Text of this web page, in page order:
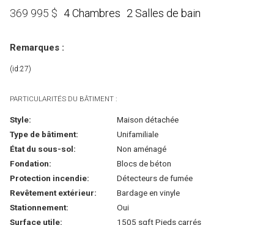
369 995 $ 4 Chambres 2 Salles de bain
Remarques :
(id:27)
PARTICULARITÉS DU BÂTIMENT :
Style:
Maison détachée
Type de bâtiment:
Unifamiliale
État du sous-sol:
Non aménagé
Fondation:
Blocs de béton
Protection incendie:
Détecteurs de fumée
Revêtement extérieur:
Bardage en vinyle
Stationnement:
Oui
Surface utile:
1505 sqft Pieds carrés